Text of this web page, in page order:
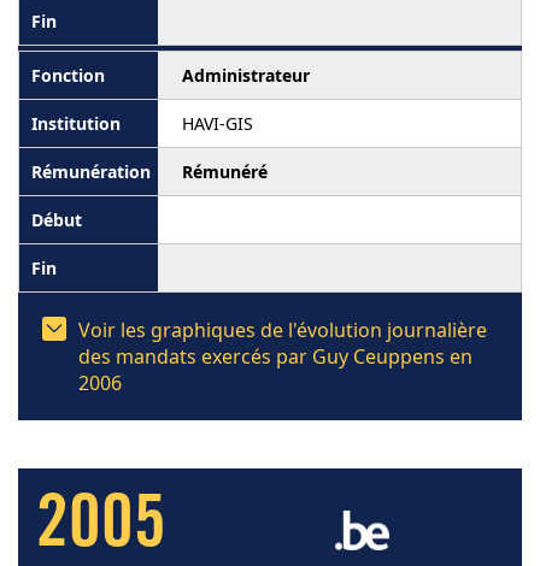
Administrateur
HAVI-GIS
Rémunéré
Voir les graphiques de l'évolution journalière
des mandats exercés par Guy Ceuppens en
2006
2005